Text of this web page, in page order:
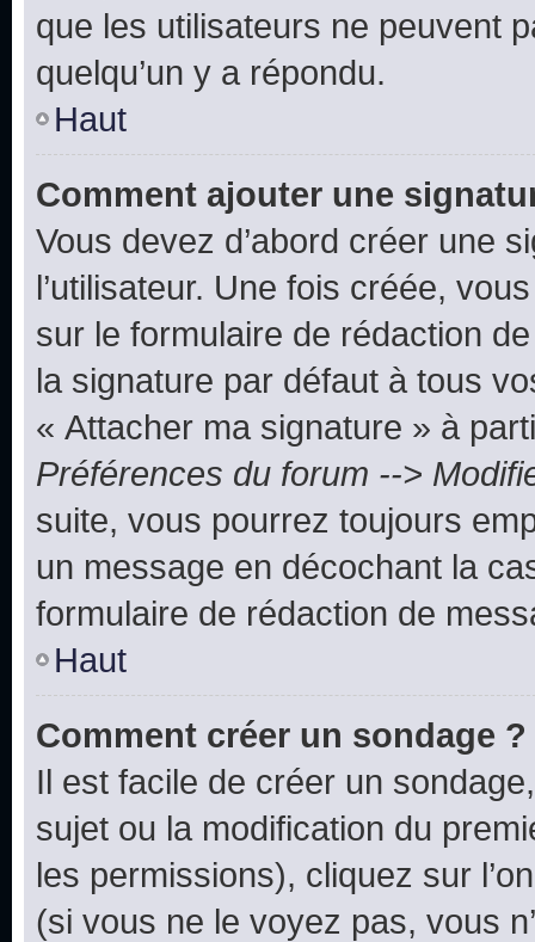
que les utilisateurs ne peuvent
quelqu’un y a répondu.
Haut
Comment ajouter une
Vous devez d’abord créer une
l’utilisateur. Une fois créée,
sur le formulaire de rédaction
la signature par défaut à tous
« Attacher ma signature » à
Préférences du forum -->
suite, vous pourrez toujours
un message en décochant la
formulaire de rédaction de
Haut
Comment créer un sondage ?
Il est facile de créer un
sujet ou la modification du
les permissions), cliquez sur
(si vous ne le voyez pas, vous